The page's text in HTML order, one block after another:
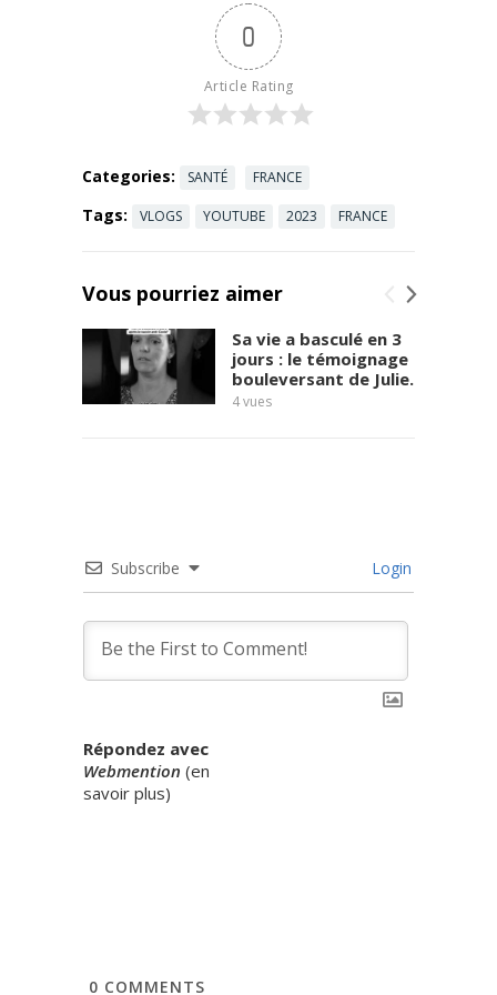
demander si
l'expansion
médias ...
0
Article Rating
Categories: SANTÉ FRANCE
Tags: VLOGS YOUTUBE 2023 FRANCE
Vous pourriez aimer
Sa vie a basculé en 3
jours : le témoignage
bouleversant de Julie.
4vues
Subscribe Login
Répondez avec
Webmention (en
savoir plus)
0 COMMENTS